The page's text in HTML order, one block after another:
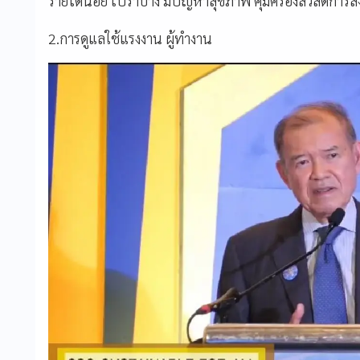
2.การดูแลใช้แรงงาน ผู้ทำงาน